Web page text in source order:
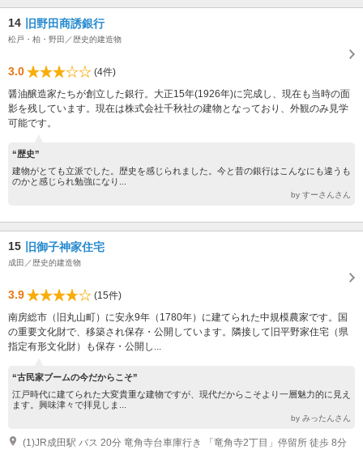
14 旧野田商誘銀行
松戸・柏・野田／歴史的建造物
3.0
(4件)
醤油醸造家たちが創立した銀行。大正15年(1926年)に完成し、現在も当時の面
影を残しています。現在は株式会社千秋社の建物となっており、外観のみ見学
可能です。
“歴史”
建物がとても立派でした。歴史を感じられました。今と昔の銀行はこんなにも違うも
のかと感じられ勉強になり...
by すーさんさん
15 旧御子神家住宅
成田／歴史的建造物
3.9
(15件)
南房総市（旧丸山町）に安永9年（1780年）に建てられた中規模農家です。国
の重要文化財で、移築され保存・公開しています。隣接して旧平野家住宅（県
指定有形文化財）も保存・公開し...
“古民家ブームの今だからこそ”
江戸時代に建てられた大変貴重な建物ですが、現代だからこそより一層魅力的に見え
ます。興味津々で拝見しま...
by みったんさん
(1)JR成田駅 バス 20分 竜角寺台車庫行き 「竜角寺2丁目」停留所 徒歩 8分